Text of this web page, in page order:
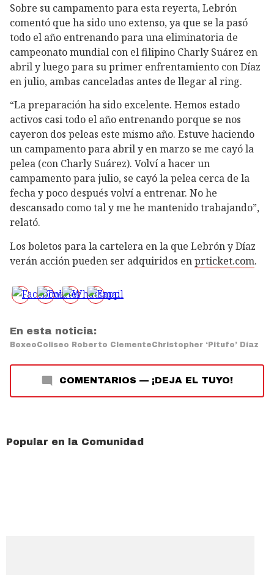
Sobre su campamento para esta reyerta, Lebrón
comentó que ha sido uno extenso, ya que se la pasó
todo el año entrenando para una eliminatoria de
campeonato mundial con el filipino Charly Suárez en
abril y luego para su primer enfrentamiento con Díaz
en julio, ambas canceladas antes de llegar al ring.
“La preparación ha sido excelente. Hemos estado
activos casi todo el año entrenando porque se nos
cayeron dos peleas este mismo año. Estuve haciendo
un campamento para abril y en marzo se me cayó la
pelea (con Charly Suárez). Volví a hacer un
campamento para julio, se cayó la pelea cerca de la
fecha y poco después volví a entrenar. No he
descansado como tal y me he mantenido trabajando”,
relató.
Los boletos para la cartelera en la que Lebrón y Díaz
verán acción pueden ser adquiridos enprticket.com.
En esta noticia:
BoxeoColiseo Roberto ClementeChristopher ‘Pitufo’ Díaz
COMENTARIOS — ¡DEJA EL TUYO!
Popular en la Comunidad